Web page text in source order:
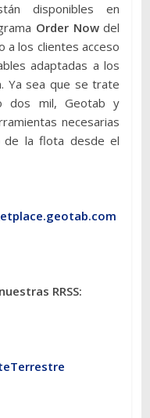
disponibles en
Order Nowdel
a los clientes acceso
adaptadas a los
Ya sea que se trate
dos mil, Geotab y
necesarias
de la flota desde el
RRSS: